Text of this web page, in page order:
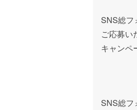
SNS総フ
ご応募い
キャンペ
SNS総フ